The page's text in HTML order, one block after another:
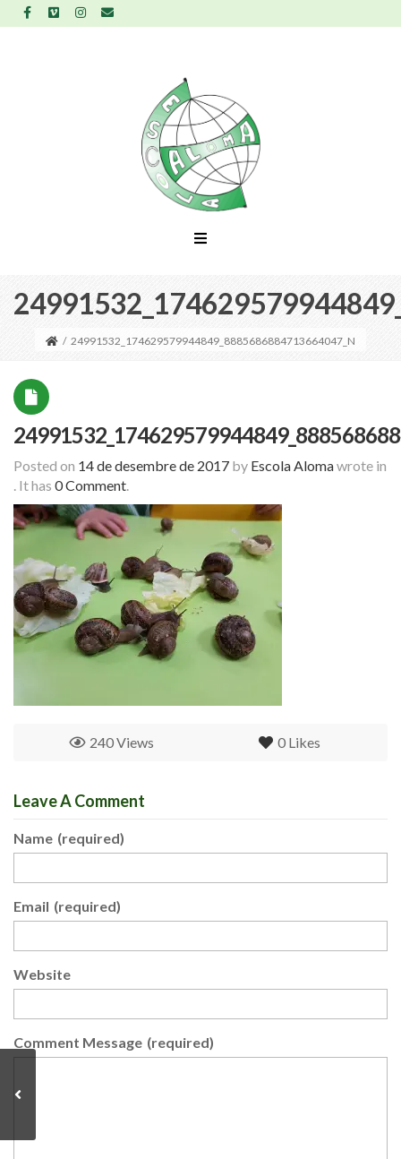
/ 24991532_174629579944849_8885686884713664047_N
Posted on 14 de desembre de 2017 by Escola Alomawrote in
. It has 0 Comment.
0 Likes
240 Views
Leave A Comment
Name (required)
Email (required)
Website
Comment Message (required)